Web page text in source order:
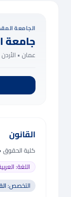
الجامعة
جامعة
عمان • الأردن
القانون
كلية الحقوق
اللغة:
التخصص: